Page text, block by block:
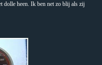
dolle heen. Ik ben net zo blij als zij